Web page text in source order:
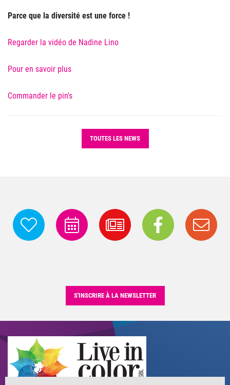
Parce que la diversité est une force !
Regarder la vidéo de Nadine Lino
Pour en savoir plus
Commander le pin's
TOUTES LES NEWS
S'INSCRIRE À LA NEWSLETTER